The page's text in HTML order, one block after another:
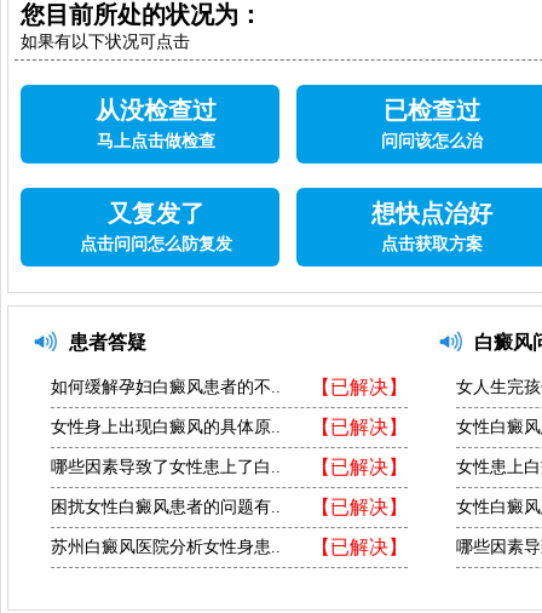
您目前所处的状况为：
如果有以下状况可点击
从没检查过
马上点击做检查
已检查过
问问该怎么治
又复发了
点击问问怎么防复发
想快点治好
点击获取方案
患者答疑
【已解决】
如何缓解孕妇白癜风患者的不..
【已解决】
女性身上出现白癜风的具体原..
【已解决】
哪些因素导致了女性患上了白..
【已解决】
困扰女性白癜风患者的问题有..
【已解决】
苏州白癜风医院分析女性身患..
白癜风
女人生完
女性白癜
女性患上
女性白癜
哪些因素